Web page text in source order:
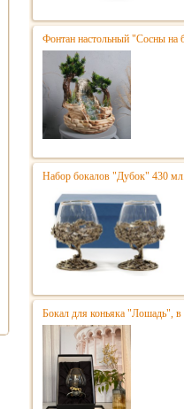
Фонтан настольный "Сосны на
Набор бокалов "Дубок" 430
Бокал для коньяка "Лошадь", в